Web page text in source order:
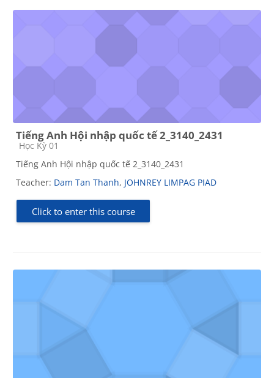
Tiếng Anh Hội nhập quốc tế 2_3140_2431
Course category
Học Kỳ 01
Tiếng Anh Hội nhập quốc tế 2_3140_2431
Teacher: Dam Tan Thanh, JOHNREY LIMPAG PIAD
Click to enter this course